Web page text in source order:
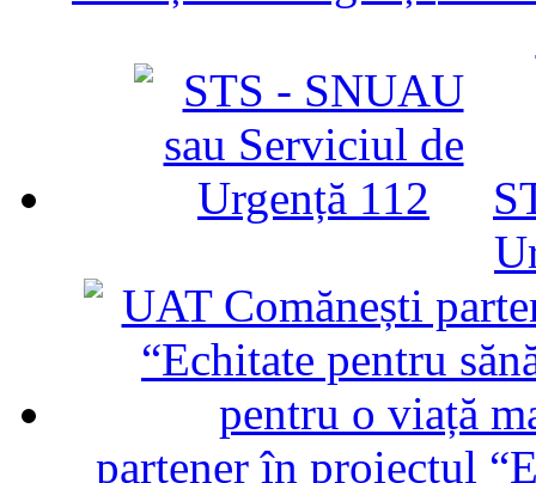
partener în proiectul